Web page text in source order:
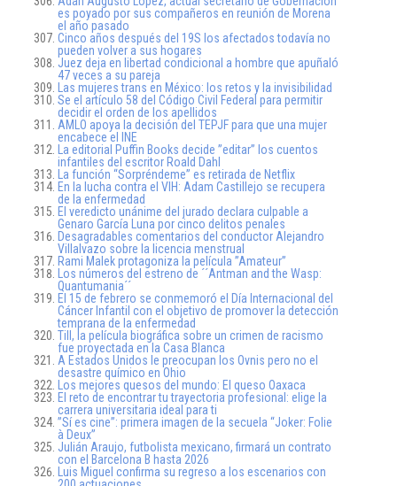
es poyado por sus compañeros en reunión de Morena
el año pasado
Cinco años después del 19S los afectados todavía no
pueden volver a sus hogares
Juez deja en libertad condicional a hombre que apuñaló
47 veces a su pareja
Las mujeres trans en México: los retos y la invisibilidad
Se el artículo 58 del Código Civil Federal para permitir
decidir el orden de los apellidos
AMLO apoya la decisión del TEPJF para que una mujer
encabece el INE
La editorial Puffin Books decide ”editar” los cuentos
infantiles del escritor Roald Dahl
La función “Sorpréndeme” es retirada de Netflix
En la lucha contra el VIH: Adam Castillejo se recupera
de la enfermedad
El veredicto unánime del jurado declara culpable a
Genaro García Luna por cinco delitos penales
Desagradables comentarios del conductor Alejandro
Villalvazo sobre la licencia menstrual
Rami Malek protagoniza la película ”Amateur”
Los números del estreno de ´´Antman and the Wasp:
Quantumania´´
El 15 de febrero se conmemoró el Día Internacional del
Cáncer Infantil con el objetivo de promover la detección
temprana de la enfermedad
Till, la película biográfica sobre un crimen de racismo
fue proyectada en la Casa Blanca
A Estados Unidos le preocupan los Ovnis pero no el
desastre químico en Ohio
Los mejores quesos del mundo: El queso Oaxaca
El reto de encontrar tu trayectoria profesional: elige la
carrera universitaria ideal para ti
”Sí es cine”: primera imagen de la secuela “Joker: Folie
à Deux”
Julián Araujo, futbolista mexicano, firmará un contrato
con el Barcelona B hasta 2026
Luis Miguel confirma su regreso a los escenarios con